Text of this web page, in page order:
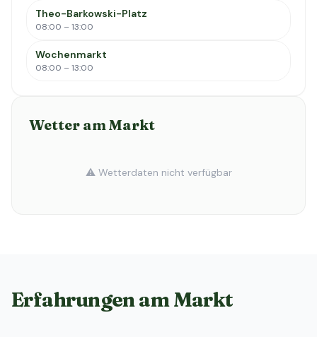
Theo-Barkowski-Platz
08:00 – 13:00
Wochenmarkt
08:00 – 13:00
Wetter am Markt
⚠️ Wetterdaten nicht verfügbar
Erfahrungen am Markt